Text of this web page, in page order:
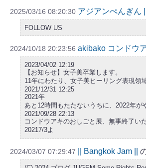
2025/03/16 08:20:30 アジアンぺんぎん
FOLLOW US
2024/10/18 20:23:56 akibako コンドウ
2023/04/02 12:19
【お知らせ】女子美卒業します。
11年にわたり、女子美ヒーリング表現
2021/12/31 12:25
2021年
あと12時間もたたないうちに、2022年
2021/09/28 22:13
コンドウアキのおしごと展、無事終了い
20217/3よ
2024/03/07 07:29:47 || Bangkok Jam ||